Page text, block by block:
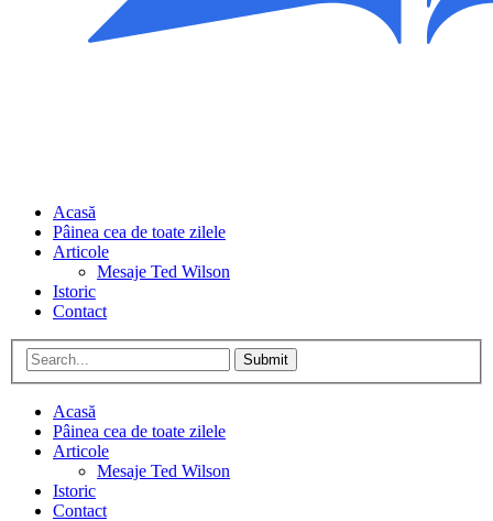
Acasă
Pâinea cea de toate zilele
Articole
Mesaje Ted Wilson
Istoric
Contact
Submit
Acasă
Pâinea cea de toate zilele
Articole
Mesaje Ted Wilson
Istoric
Contact